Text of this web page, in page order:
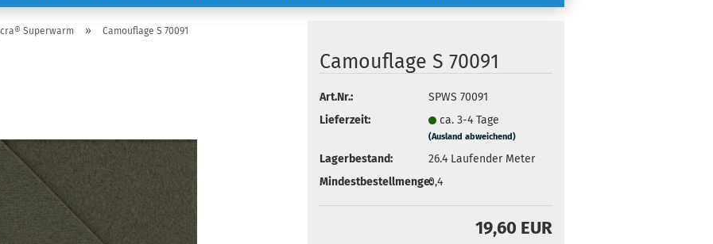
Konto erstellen
Passwort vergessen?
VOLTIGIERANZÜGE STICKEREI
Superwarm » Camouflage S 70091
Camouflage S 70091
Art.Nr.:
SPWS 70091
Lieferzeit:
ca. 3-4 Tage
(Ausland abweichend)
Lagerbestand: 26.4 Laufender Meter
Mindestbestellmenge:0,4
19,60 EUR